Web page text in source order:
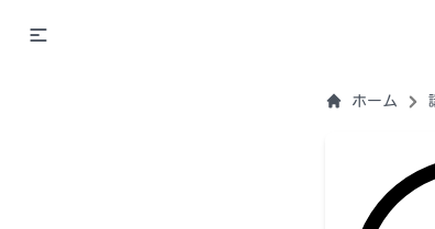
ホーム